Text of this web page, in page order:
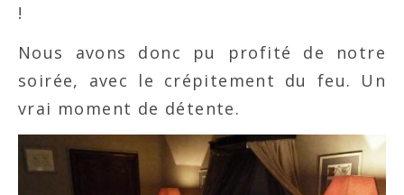
!
Nous avons donc pu profité de notre
soirée, avec le crépitement du feu. Un
vrai moment de détente.